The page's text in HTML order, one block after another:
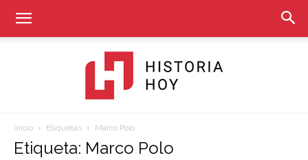
Inicio Etiquetas Marco Polo
Etiqueta: Marco Polo